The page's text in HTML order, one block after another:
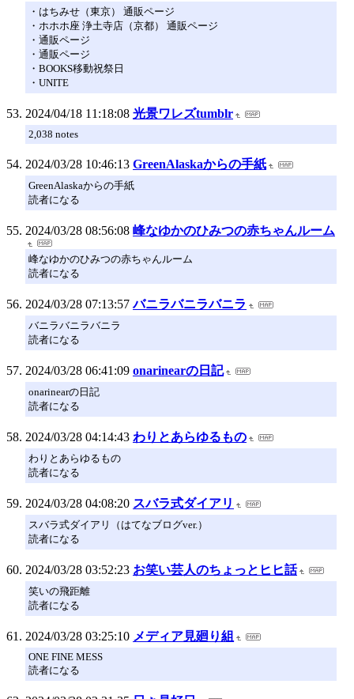
・はちみせ（東京） 通販ページ
・ホホホ座 浄土寺店（京都） 通販ページ
・通販ページ
・通販ページ
・BOOKS移動祝祭日
・UNITE
2024/04/18 11:18:08 光景ワレズtumblr
2,038 notes
2024/03/28 10:46:13 GreenAlaskaからの手紙
GreenAlaskaからの手紙
読者になる
2024/03/28 08:56:08 峰なゆかのひみつの赤ちゃんルーム
峰なゆかのひみつの赤ちゃんルーム
読者になる
2024/03/28 07:13:57 バニラバニラバニラ
バニラバニラバニラ
読者になる
2024/03/28 06:41:09 onarinearの日記
onarinearの日記
読者になる
2024/03/28 04:14:43 わりとあらゆるもの
わりとあらゆるもの
読者になる
2024/03/28 04:08:20 スバラ式ダイアリ
スバラ式ダイアリ（はてなブログver.）
読者になる
2024/03/28 03:52:23 お笑い芸人のちょっとヒヒ話
笑いの飛距離
読者になる
2024/03/28 03:25:10 メディア見廻り組
ONE FINE MESS
読者になる